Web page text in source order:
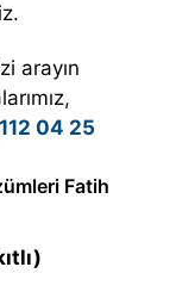
arayın
04 25
Fatih